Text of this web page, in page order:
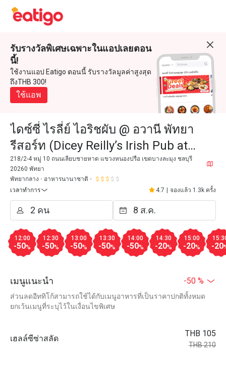
รับรางวัลพิเศษเฉพาะในแอปเลยตอน
นี้!
ใช้งานแอป Eatigo ตอนนี้ รับรางวัลมูลค่าสูงสุด
ถึงTHB 300!
ใช้แอพ
ไดซ์ซี่ ไรลี่ย์ ไอริชผับ @ อวานี พัทยา
รีสอร์ท (Dicey Reilly’s Irish Pub at
Avani Pattaya Resort)
218/2-4 หมู่ 10 ถนนเลียบชายหาด แขวงหนองปรือ เขตบางละมุง ชลบุรี
20260 พัทยา
พัทยากลาง
อาหารนานาชาติ
เวลาทำการ
4.7 จองแล้ว 1.3k ครั้ง
12:00
-50%
12:30
-50%
13:00
-50%
13:30
-50%
14:00
-50%
14:30
-20%
15:00
-20% -20
เมนูแนะนำ -50 %
ส่วนลดอีททิโก้สามารถใช้ได้กับเมนูอาหารที่เป็นราคาปกติทั้งหมด
ยกเว้นเมนูที่ระบุไว้ในเงื่อนไขพิเศษ
เฮลล์ซีซ่าสลัด
THB 105
THB 210